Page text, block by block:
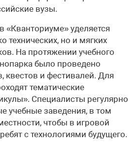
вузы.
«Кванториуме» уделяется
технических, но и мягких
На протяжении учебного
было проведено
квестов и фестивалей. Для
тематические
Специалисты регулярно
учебные заведения, в том
чтобы в игровой
с технологиями будущего.